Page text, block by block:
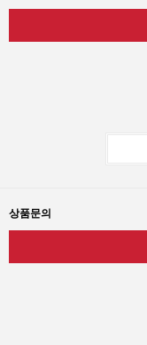
상품문의